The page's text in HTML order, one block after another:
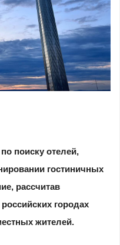
поиску отелей,
гостиничных
рассчитав
городах
жителей.